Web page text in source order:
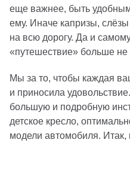
еще важнее, быть
ему. Иначе капризы,
на всю дорогу. Да и
«путешествие» больше не
Мы за то, чтобы каждая
и приносила
большую и подробную
детское кресло,
модели автомобиля. Итак,